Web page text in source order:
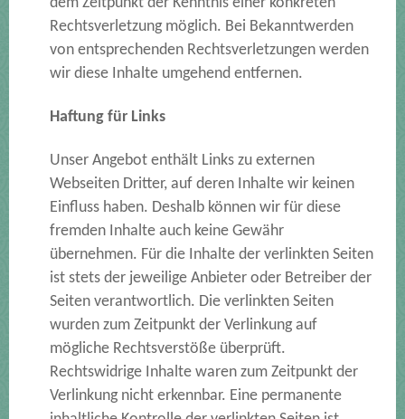
dem Zeitpunkt der Kenntnis einer konkreten
Rechtsverletzung möglich. Bei Bekanntwerden
von entsprechenden Rechtsverletzungen werden
wir diese Inhalte umgehend entfernen.
Haftung für Links
Unser Angebot enthält Links zu externen
Webseiten Dritter, auf deren Inhalte wir keinen
Einfluss haben. Deshalb können wir für diese
fremden Inhalte auch keine Gewähr
übernehmen. Für die Inhalte der verlinkten Seiten
ist stets der jeweilige Anbieter oder Betreiber der
Seiten verantwortlich. Die verlinkten Seiten
wurden zum Zeitpunkt der Verlinkung auf
mögliche Rechtsverstöße überprüft.
Rechtswidrige Inhalte waren zum Zeitpunkt der
Verlinkung nicht erkennbar. Eine permanente